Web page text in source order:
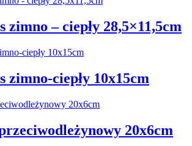
zimno – ciepły 28,5×11,5cm
zimno-ciepły 10x15cm
20x6cm